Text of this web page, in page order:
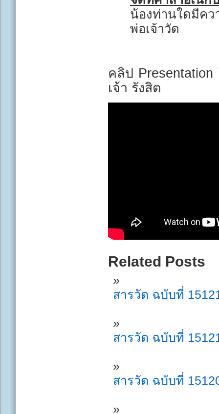
น้องท่านใดมีค
พ่อเจ้าวัด
คลิป
เจ้า รังสิต
Related Posts
สารวัด ฉบับที่
สารวัด ฉบับที่
สารวัด ฉบับที่